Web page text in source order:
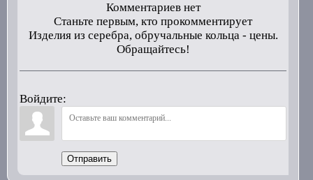
Комментариев нет
Станьте первым, кто прокомментирует
Изделия из серебра, обручальные кольца - цены.
Обращайтесь!
Войдите:
Отправить